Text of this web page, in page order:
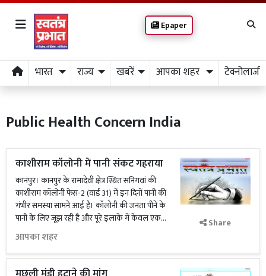
Epaper
भारत राज्य खबरें आपका शहर टेक्नोलाजी
Public Health Concern India
काशीराम कॉलोनी में पानी संकट गहराया
कानपुर। कानपुर के रामादेवी क्षेत्र स्थित सनिगवां की
काशीराम कॉलोनी फेस-2 (वार्ड 31) में इन दिनों पानी की
गंभीर समस्या सामने आई है। कॉलोनी की जनता पीने के
पानी के लिए जूझ रही है और पूरे इलाके में केवल एक...
आपका शहर
Share